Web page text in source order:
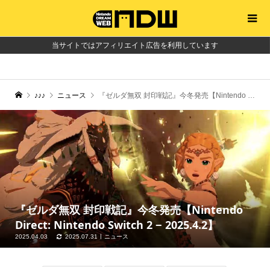
当サイトではアフィリエイト広告を利用しています
♪♪♪ ニュース 『ゼルダ無双 封印戦記』今冬発売【Nintendo Direct: Nintendo Switch 2 − 2025.4.2】
『ゼルダ無双 封印戦記』今冬発売【Nintendo
Direct: Nintendo Switch 2 − 2025.4.2】
2025.04.03 2025.07.31 ニュース